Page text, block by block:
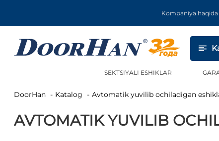
Kompaniya haqida
SEKTSIYALI ESHIKLAR
DoorHan Katalog Avtomatik yuvilib ochiladigan
AVTOMATIK YUVILIB